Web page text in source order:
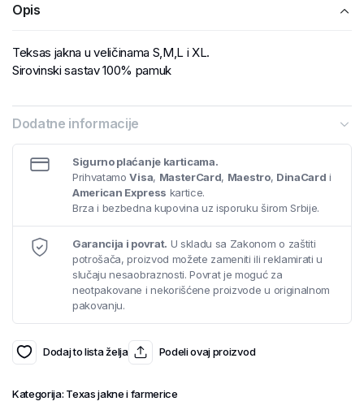
Opis
Teksas jakna u veličinama S,M,L i XL.
Sirovinski sastav 100% pamuk
Dodatne informacije
Sigurno plaćanje karticama.
PrihvatamoVisa, MasterCard, Maestro, DinaCard i
American Express kartice.
Brza i bezbedna kupovina uz isporuku širom Srbije.
Garancija i povrat. U skladu sa Zakonom o zaštiti
potrošača, proizvod možete zameniti ili reklamirati u
slučaju nesaobraznosti. Povrat je moguć za
neotpakovane i nekorišćene proizvode u originalnom
pakovanju.
Dodaj to lista želja Podeli ovaj proizvod
Kategorija: Texas jakne i farmerice